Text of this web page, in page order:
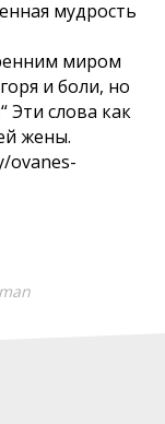
мудрость
миром
и боли, но
Эти слова как
жены.
ovanes-